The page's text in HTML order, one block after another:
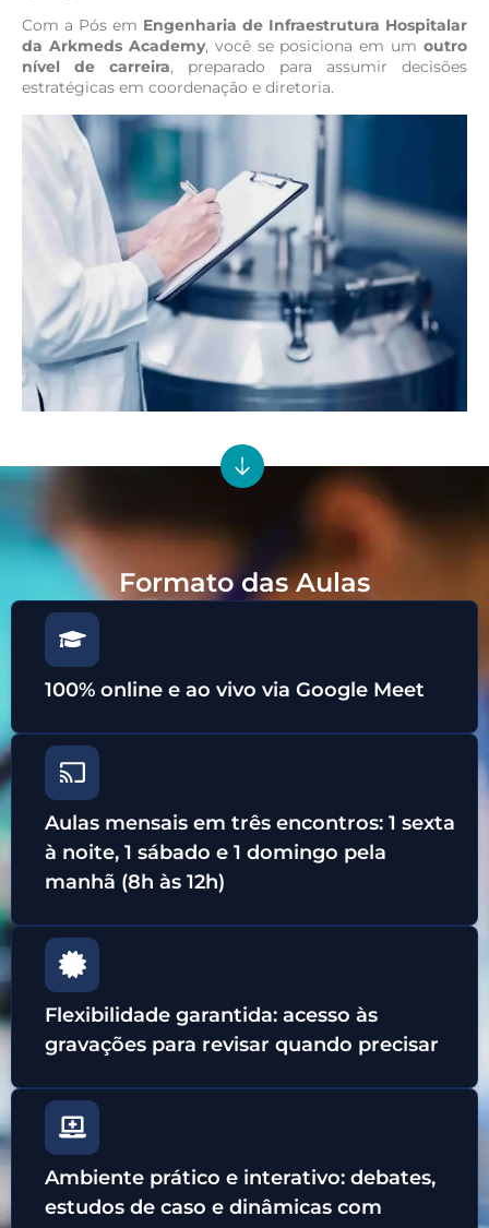
Com a Pós em Engenharia de Infraestrutura Hospitalar
da Arkmeds Academy, você se posiciona em um outro
nível de carreira, preparado para assumir decisões
estratégicas em coordenação e diretoria.
Formato das Aulas
100% online e ao vivo via Google Meet
Aulas mensais em três encontros: 1 sexta
à noite, 1 sábado e 1 domingo pela
manhã (8h às 12h)
Flexibilidade garantida: acesso às
gravações para revisar quando precisar
Ambiente prático e interativo: debates,
estudos de caso e dinâmicas com